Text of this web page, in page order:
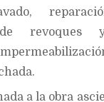
de
a la obra